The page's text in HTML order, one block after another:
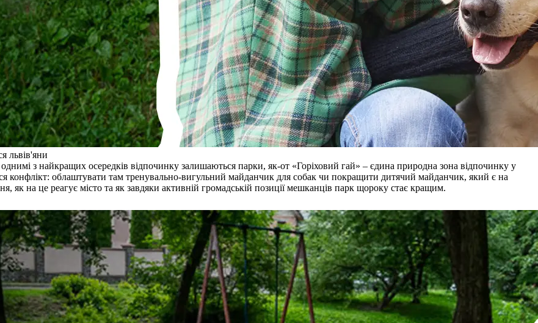
львів'яни
з найкращих осередків відпочинку залишаються парки, як-от «Горіховий гай» – єдина природна зона відпочинку у
конфлікт: облаштувати там тренувально-вигульний майданчик для собак чи покращити дитячий майданчик, який є на
як на це реагує місто та як завдяки активній громадській позиції мешканців парк щороку стає кращим.